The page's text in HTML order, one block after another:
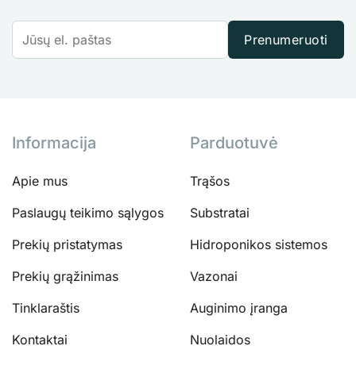
Prenumeruoti
Informacija
Apie mus
Paslaugų teikimo sąlygos
Prekių pristatymas
Prekių grąžinimas
Tinklaraštis
Kontaktai
Parduotuvė
Trąšos
Substratai
Hidroponikos sistemos
Vazonai
Auginimo įranga
Nuolaidos